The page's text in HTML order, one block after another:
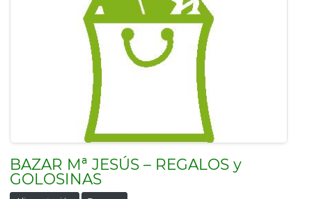
BAZAR Mª JESÚS – REGALOS y
GOLOSINAS